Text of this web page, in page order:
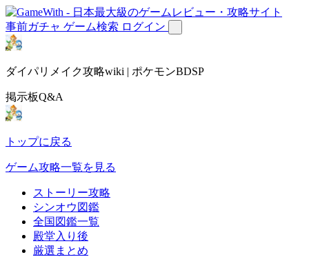
事前ガチャ ゲーム検索 ログイン
ダイパリメイク攻略wiki | ポケモンBDSP
掲示板Q&A
トップに戻る
ゲーム攻略一覧を見る
ストーリー攻略
シンオウ図鑑
全国図鑑一覧
殿堂入り後
厳選まとめ